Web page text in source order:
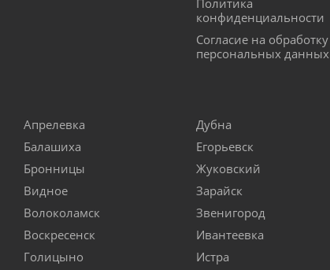
Политика
конфиденциальности
Согласие на обработку
персональных данных
Апрелевка
Балашиха
Бронницы
Видное
Волоколамск
Воскресенск
Голицыно
Дубна
Егорьевск
Жуковский
Зарайск
Звенигород
Ивантеевка
Истра